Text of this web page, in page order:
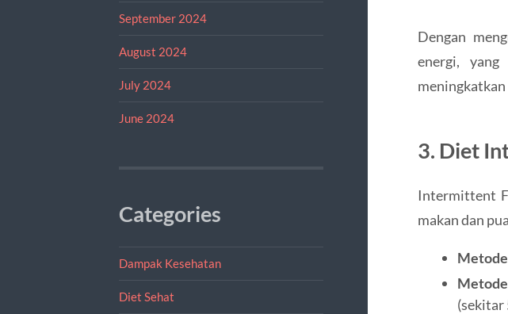
September 2024
August 2024
July 2024
June 2024
Categories
Dampak Kesehatan
Diet Sehat
Dengan
energi,
meningkatkan
3. Diet
Intermittent
makan dan
(sekitar